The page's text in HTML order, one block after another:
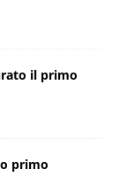
il primo
primo